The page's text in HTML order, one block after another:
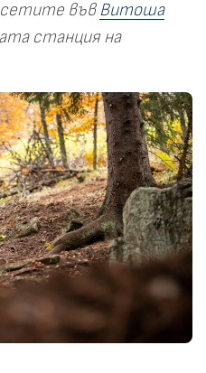
във Витоша
станция на